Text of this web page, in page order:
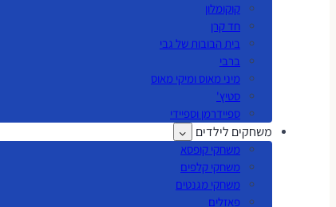
קוקומלון
חד קרן
בית הבובות של גבי
ברבי
מיני מאוס ומיקי מאוס
סטיץ'
ספיידרמן וספיידי
משחקים לילדים
משחקי קופסא
משחקי קלפים
משחקי מגנטים
פאזלים